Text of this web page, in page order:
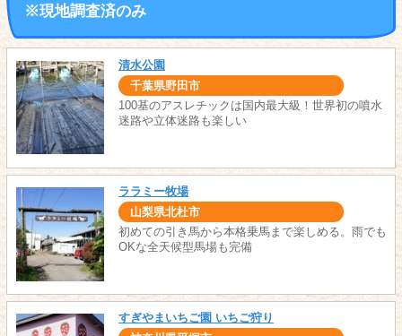
※現地調査済のみ
清水公園
千葉県野田市
100基のアスレチックは国内最大級！世界初の噴水
迷路や立体迷路も楽しい
ララミー牧場
山梨県北杜市
初めての引き馬から本格乗馬まで楽しめる。雨でも
OKな全天候型馬場も完備
すぎやまいちご園 いちご狩り